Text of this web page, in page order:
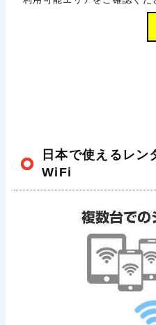
日本で使えるレ
WiFi